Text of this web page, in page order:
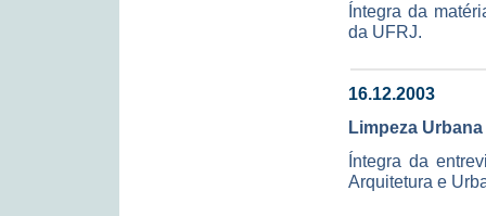
Íntegra da
da UFRJ.
16.12.2003
Limpeza Urbana
Íntegra da
Arquitetura e